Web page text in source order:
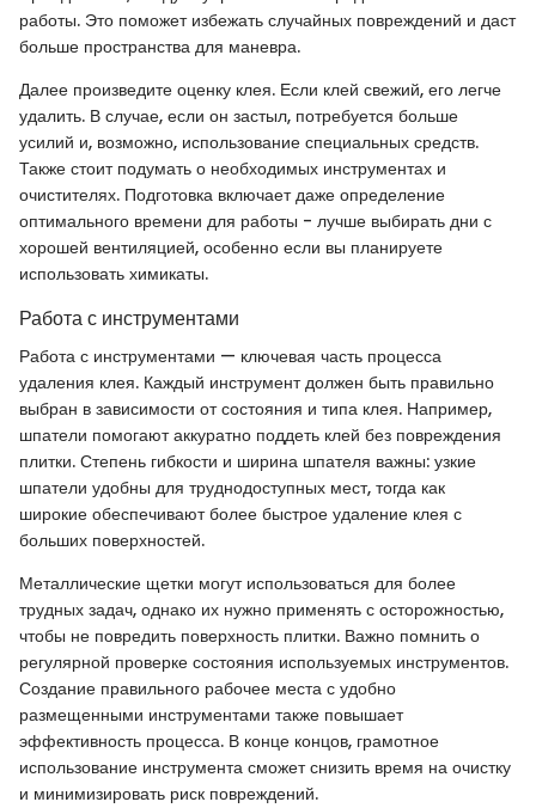
работы. Это поможет избежать случайных повреждений и даст
больше пространства для маневра.
Далее произведите оценку клея. Если клей свежий, его легче
удалить. В случае, если он застыл, потребуется больше
усилий и, возможно, использование специальных средств.
Также стоит подумать о необходимых инструментах и
очистителях. Подготовка включает даже определение
оптимального времени для работы - лучше выбирать дни с
хорошей вентиляцией, особенно если вы планируете
использовать химикаты.
Работа с инструментами
Работа с инструментами — ключевая часть процесса
удаления клея. Каждый инструмент должен быть правильно
выбран в зависимости от состояния и типа клея. Например,
шпатели помогают аккуратно поддеть клей без повреждения
плитки. Степень гибкости и ширина шпателя важны: узкие
шпатели удобны для труднодоступных мест, тогда как
широкие обеспечивают более быстрое удаление клея с
больших поверхностей.
Металлические щетки могут использоваться для более
трудных задач, однако их нужно применять с осторожностью,
чтобы не повредить поверхность плитки. Важно помнить о
регулярной проверке состояния используемых инструментов.
Создание правильного рабочее места с удобно
размещенными инструментами также повышает
эффективность процесса. В конце концов, грамотное
использование инструмента сможет снизить время на очистку
и минимизировать риск повреждений.